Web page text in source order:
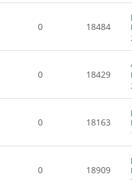
0 18484
0 18429
0 18163
0 18909